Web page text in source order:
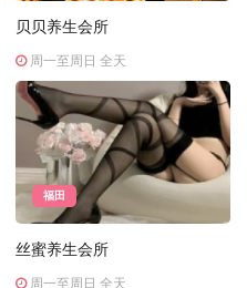
贝贝养生会所
周一至周日 全天
福田
丝蜜养生会所
周一至周日 全天